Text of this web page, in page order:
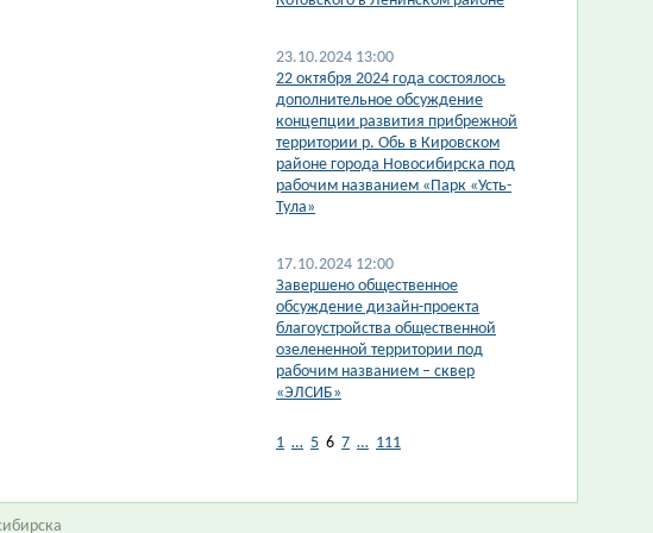
23.10.2024 13:00
22 октября 2024 года состоялось
дополнительное обсуждение
концепции развития прибрежной
территории р. Обь в Кировском
районе города Новосибирска под
рабочим названием «Парк «Усть-
Тула»
17.10.2024 12:00
Завершено общественное
обсуждение дизайн-проекта
благоустройства общественной
озелененной территории под
рабочим названием – сквер
«ЭЛСИБ»
1 … 5 6 7 … 111